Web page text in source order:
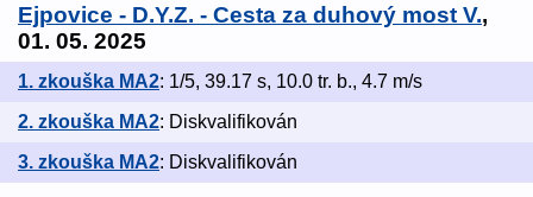
Ejpovice - D.Y.Z. - Cesta za duhový most V.,
01. 05. 2025
1. zkouška MA2: 1/5, 39.17 s, 10.0 tr. b., 4.7 m/s
2. zkouška MA2: Diskvalifikován
3. zkouška MA2: Diskvalifikován